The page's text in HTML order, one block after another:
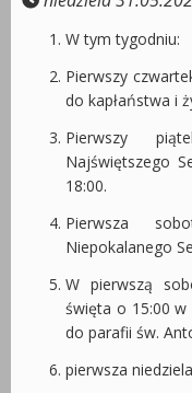
W tym tygodniu:
Pierwszy
do kapłaństwa i
Pierwszy
Najświętszego
18:00.
Pierwsza
Niepokalanego
W pierwszą
święta o 15:00 w
do parafii św.
pierwsza